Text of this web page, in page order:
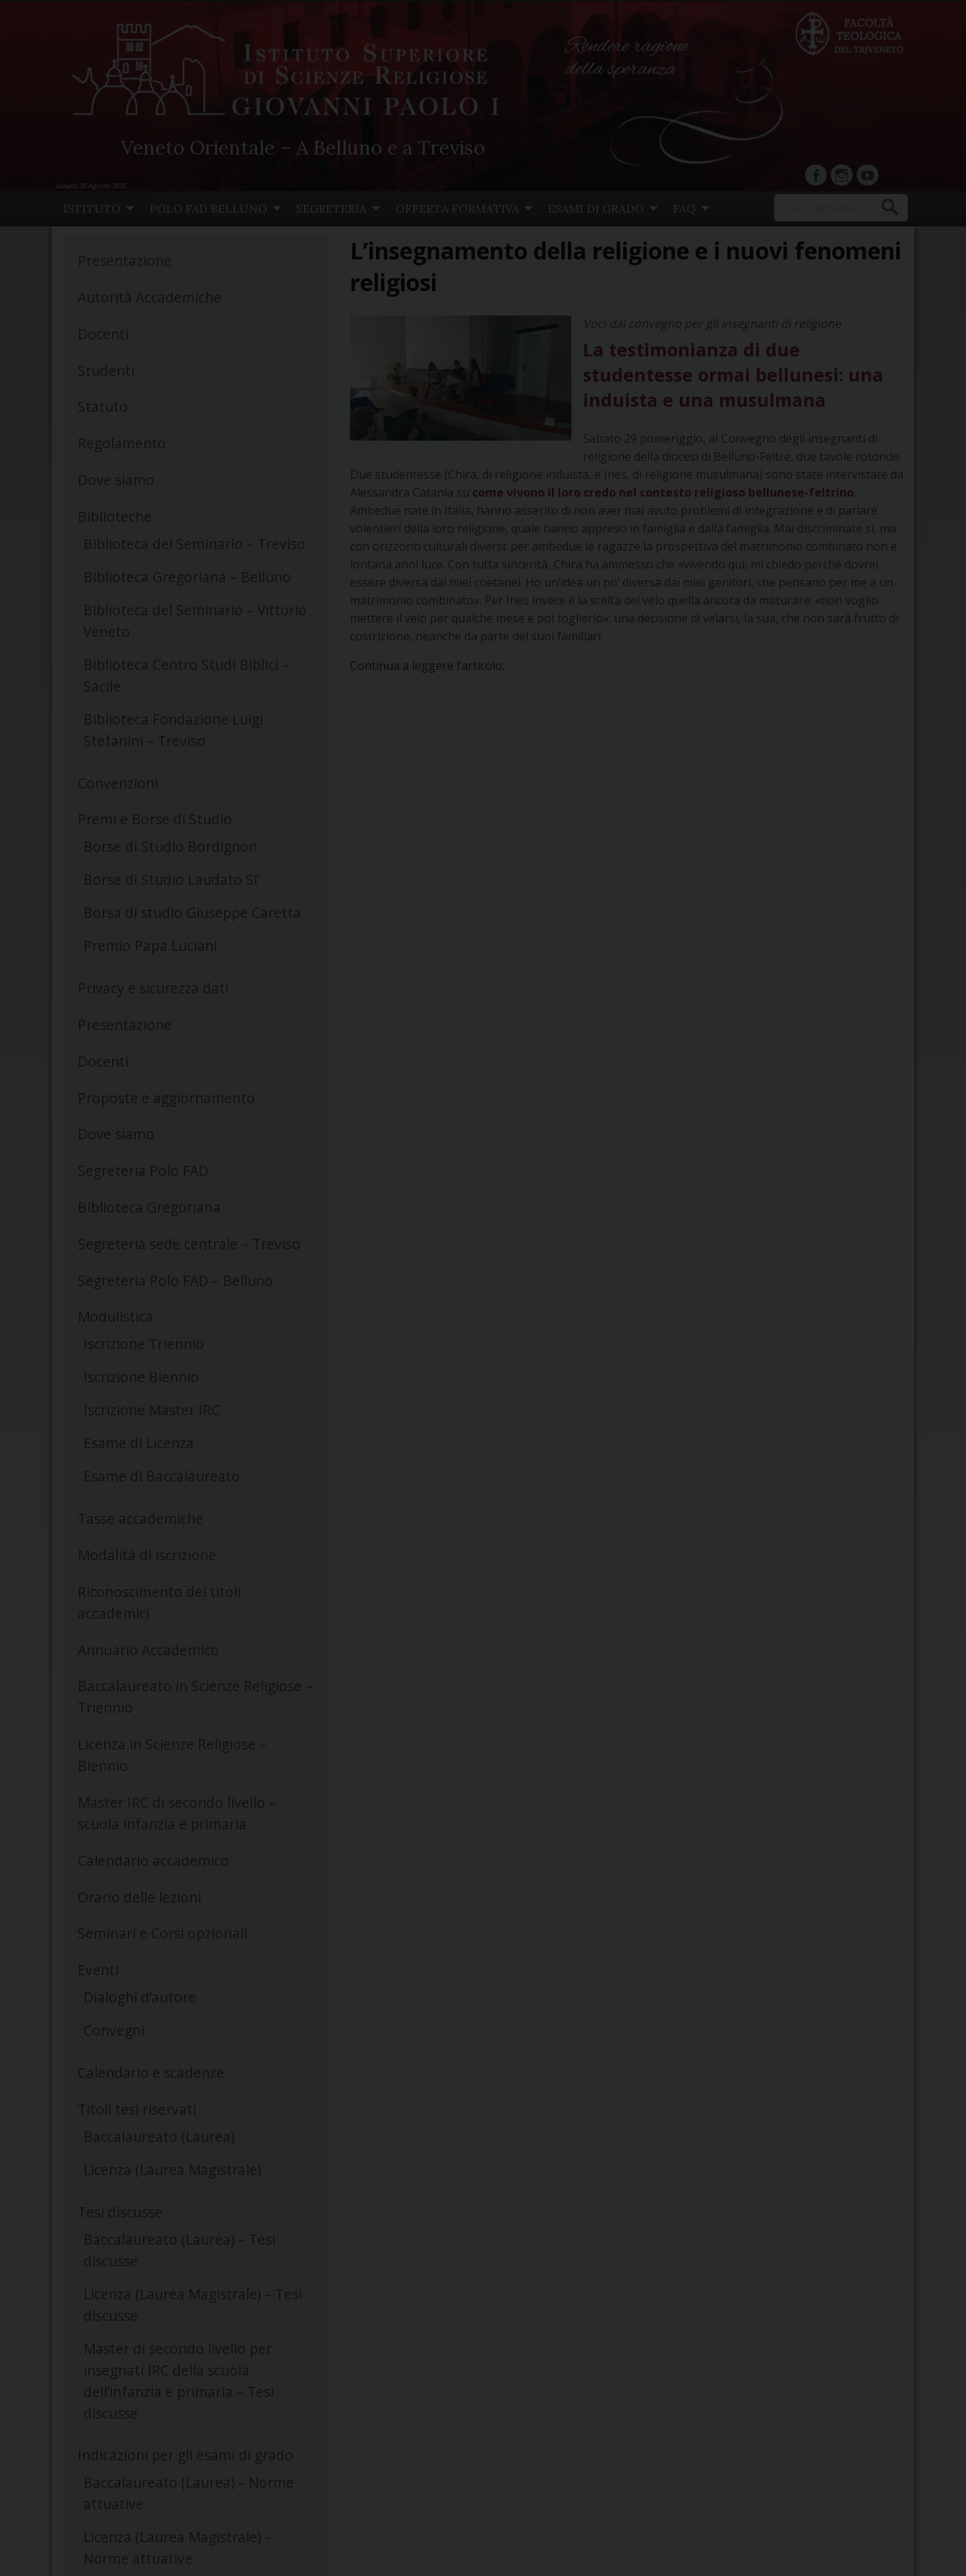
Veneto Orientale – A Belluno e a Treviso
Rendere ragione
della speranza
facebookInstagram
YouTube
sabato, 08 Agosto 2026
ISTITUTO POLO FAD BELLUNO SEGRETERIA OFFERTA FORMATIVA ESAMI DI GRADO FAQ
L’insegnamento della religione e i nuovi fenomeni
religiosi
Voci dal convegno per gli insegnanti di religione
La testimonianza di due
studentesse ormai bellunesi: una
induista e una musulmana
Sabato 29 pomeriggio, al Convegno degli insegnanti di
religione della diocesi di Belluno-Feltre, due tavole rotonde.
Due studentesse (Chira, di religione induista, e Ines, di religione musulmana) sono state intervistate da
Alessandra Catania su come vivono il loro credo nel contesto religioso bellunese-feltrino.
Ambedue nate in Italia, hanno asserito di non aver mai avuto problemi di integrazione e di parlare
volentieri della loro religione, quale hanno appreso in famiglia e dalla famiglia. Mai discriminate sì, ma
con orizzonti culturali diversi: per ambedue le ragazze la prospettiva del matrimonio combinato non è
lontana anni luce. Con tutta sincerità, Chira ha ammesso che «vivendo qui, mi chiedo perché dovrei
essere diversa dai miei coetanei. Ho un’idea un po’ diversa dai miei genitori, che pensano per me a un
matrimonio combinato». Per Ines invece è la scelta del velo quella ancora da maturare: «non voglio
mettere il velo per qualche mese e poi toglierlo»: una decisione di velarsi, la sua, che non sarà frutto di
costrizione, neanche da parte dei suoi familiari.
Continua a leggere l’articolo..
Presentazione
Autorità Accademiche
Docenti
Studenti
Statuto
Regolamento
Dove siamo
Biblioteche
Biblioteca del Seminario – Treviso
Biblioteca Gregoriana – Belluno
Biblioteca del Seminario – Vittorio
Veneto
Biblioteca Centro Studi Biblici –
Sacile
Biblioteca Fondazione Luigi
Stefanini – Treviso
Convenzioni
Premi e Borse di Studio
Borse di Studio Bordignon
Borse di Studio Laudato Si’
Borsa di studio Giuseppe Caretta
Premio Papa Luciani
Privacy e sicurezza dati
Presentazione
Docenti
Proposte e aggiornamento
Dove siamo
Segreteria Polo FAD
Biblioteca Gregoriana
Segreteria sede centrale – Treviso
Segreteria Polo FAD – Belluno
Modulistica
Iscrizione Triennio
Iscrizione Biennio
Iscrizione Master IRC
Esame di Licenza
Esame di Baccalaureato
Tasse accademiche
Modalità di iscrizione
Riconoscimento dei titoli
accademici
Annuario Accademico
Baccalaureato in Scienze Religiose –
Triennio
Licenza in Scienze Religiose –
Biennio
Master IRC di secondo livello –
scuola infanzia e primaria
Calendario accademico
Orario delle lezioni
Seminari e Corsi opzionali
Eventi
Dialoghi d’autore
Convegni
Calendario e scadenze
Titoli tesi riservati
Baccalaureato (Laurea)
Licenza (Laurea Magistrale)
Tesi discusse
Baccalaureato (Laurea) – Tesi
discusse
Licenza (Laurea Magistrale) – Tesi
discusse
Master di secondo livello per
insegnati IRC della scuola
dell’infanzia e primaria – Tesi
discusse
Indicazioni per gli esami di grado
Baccalaureato (Laurea) – Norme
attuative
Licenza (Laurea Magistrale) –
Norme attuative